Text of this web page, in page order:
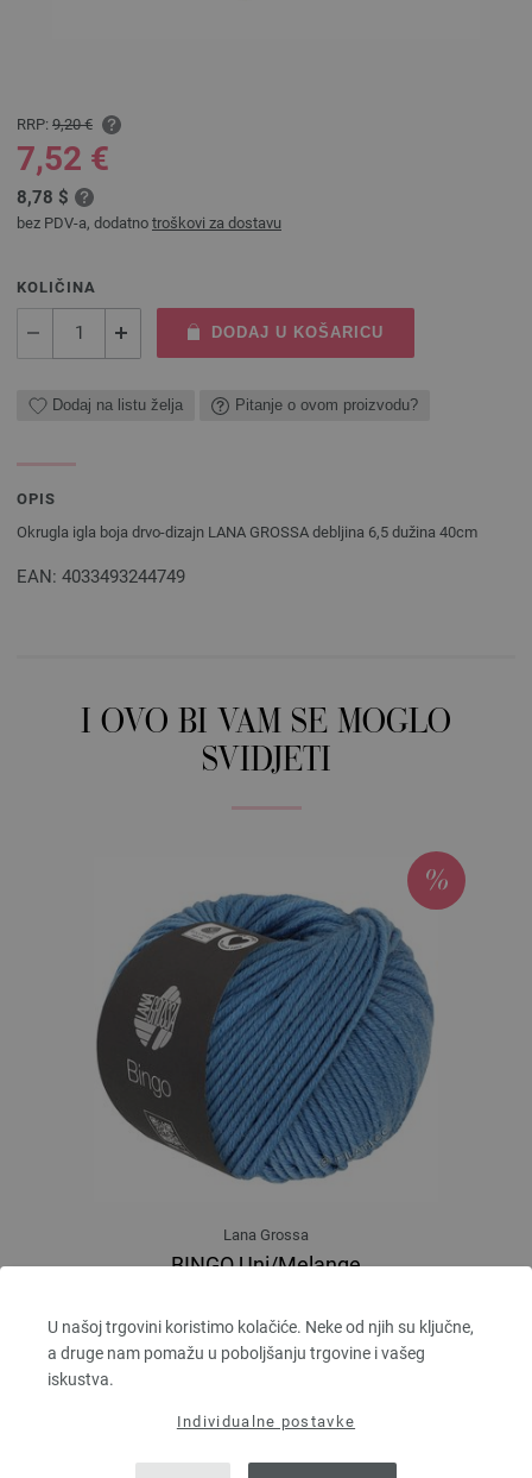
U našoj trgovini koristimo kolačiće. Neke od njih su ključne,
a druge nam pomažu u poboljšanju trgovine i vašeg
iskustva.
Individualne postavke
RRP: 9,20 €
7,52 €
8,78 $
bez PDV-a, dodatno troškovi za dostavu
KOLIČINA
DODAJ U KOŠARICU
Dodaj na listu želja Pitanje o ovom proizvodu?
OPIS
Okrugla igla boja drvo-dizajn LANA GROSSA debljina 6,5 dužina 40cm
EAN: 4033493244749
I OVO BI VAM SE MOGLO
SVIDJETI
Lana Grossa
BINGO Uni/Melange
Dužina: otprilike 80 m / 50 g
Većina igle: 4,5 - 5,5
bez PDV-a, dodatno troškovi za dostavu, Osnovna cijena: